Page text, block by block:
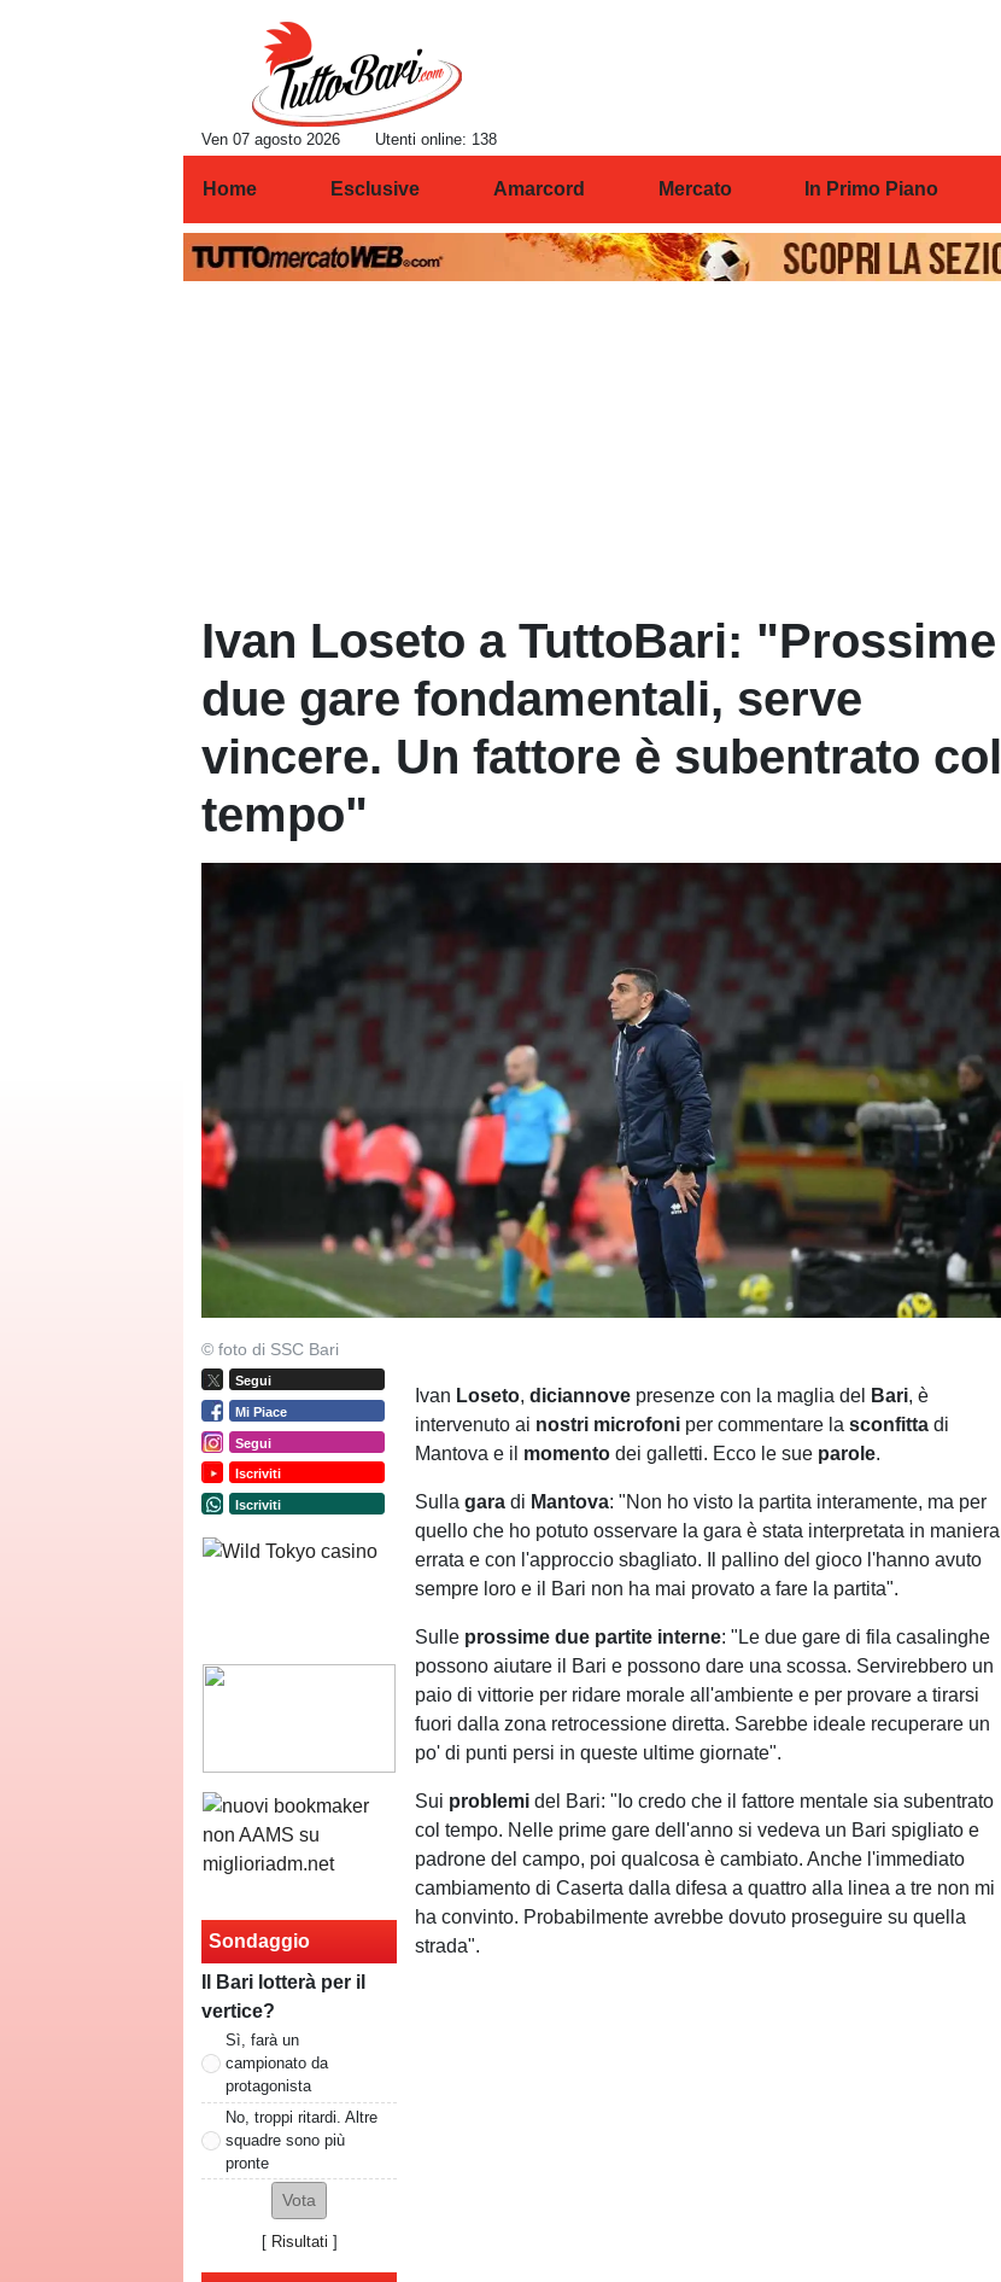
Ven 07 agosto 2026 Utenti online: 138
Home Esclusive Amarcord Mercato In Primo Piano
Ivan Loseto a TuttoBari: "Prossime
due gare fondamentali, serve
vincere. Un fattore è subentrato col
tempo"
© foto di SSC Bari
Segui
Mi Piace
Segui
Iscriviti
Iscriviti
Sondaggio
Il Bari lotterà per il
vertice?
Sì, farà un
campionato da
protagonista
No, troppi ritardi. Altre
squadre sono più
pronte
[ Risultati ]
Ivan Loseto,diciannove presenze con la maglia del Bari, è
intervenuto ai nostri microfoni per commentare lasconfitta di
Mantova e il momento dei galletti. Ecco le sue parole.
Sullagara di Mantova: "Non ho visto la partita interamente, ma per
quello che ho potuto osservare la gara è stata interpretata in maniera
errata e con l'approccio sbagliato. Il pallino del gioco l'hanno avuto
sempre loro e il Bari non ha mai provato a fare la partita".
Sulle prossime due partite interne: "Le due gare di fila casalinghe
possono aiutare il Bari e possono dare una scossa. Servirebbero un
paio di vittorie per ridare morale all'ambiente e per provare a tirarsi
fuori dalla zona retrocessione diretta. Sarebbe ideale recuperare un
po' di punti persi in queste ultime giornate".
Sui problemi del Bari: "Io credo che il fattore mentale sia subentrato
col tempo. Nelle prime gare dell'anno si vedeva un Bari spigliato e
padrone del campo, poi qualcosa è cambiato. Anche l'immediato
cambiamento di Caserta dalla difesa a quattro alla linea a tre non mi
ha convinto. Probabilmente avrebbe dovuto proseguire su quella
strada".